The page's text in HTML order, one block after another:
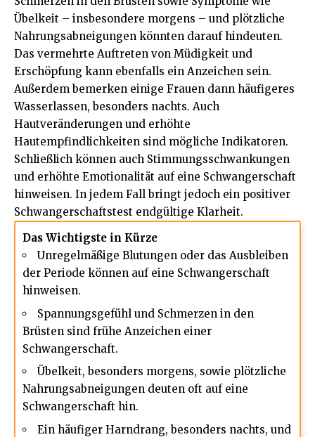
Übelkeit – insbesondere morgens – und plötzliche
Nahrungsabneigungen könnten darauf hindeuten.
Das vermehrte Auftreten von Müdigkeit und
Erschöpfung kann ebenfalls ein Anzeichen sein.
Außerdem bemerken einige Frauen dann häufigeres
Wasserlassen, besonders nachts. Auch
Hautveränderungen und erhöhte
Hautempfindlichkeiten sind mögliche Indikatoren.
Schließlich können auch Stimmungsschwankungen
und erhöhte Emotionalität auf eine Schwangerschaft
hinweisen. In jedem Fall bringt jedoch ein positiver
Schwangerschaftstest endgültige Klarheit.
Das Wichtigste in Kürze
Unregelmäßige Blutungen oder das Ausbleiben
der Periode können auf eine Schwangerschaft
hinweisen.
Spannungsgefühl und Schmerzen in den
Brüsten sind frühe Anzeichen einer
Schwangerschaft.
Übelkeit, besonders morgens, sowie plötzliche
Nahrungsabneigungen deuten oft auf eine
Schwangerschaft hin.
Ein häufiger Harndrang, besonders nachts, und